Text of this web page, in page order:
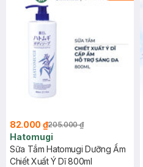
82.000 ₫205.000 ₫
Hatomugi
Sữa Tắm Hatomugi Dưỡng Ẩm
Chiết Xuất Ý Dĩ 800ml